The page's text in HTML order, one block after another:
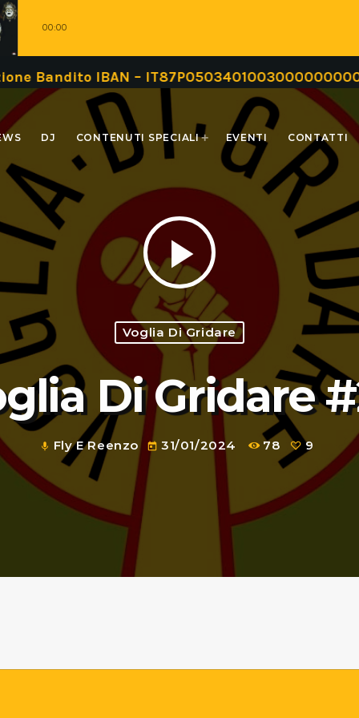
00:00
– IT87P0503401003000000000999 oppure
DJ CONTENUTI SPECIALI EVENTI CONTATTI
play_arrow
Voglia Di Gridare
Di Gridare
mic Fly E Reenzo today 31/01/2024 78 9